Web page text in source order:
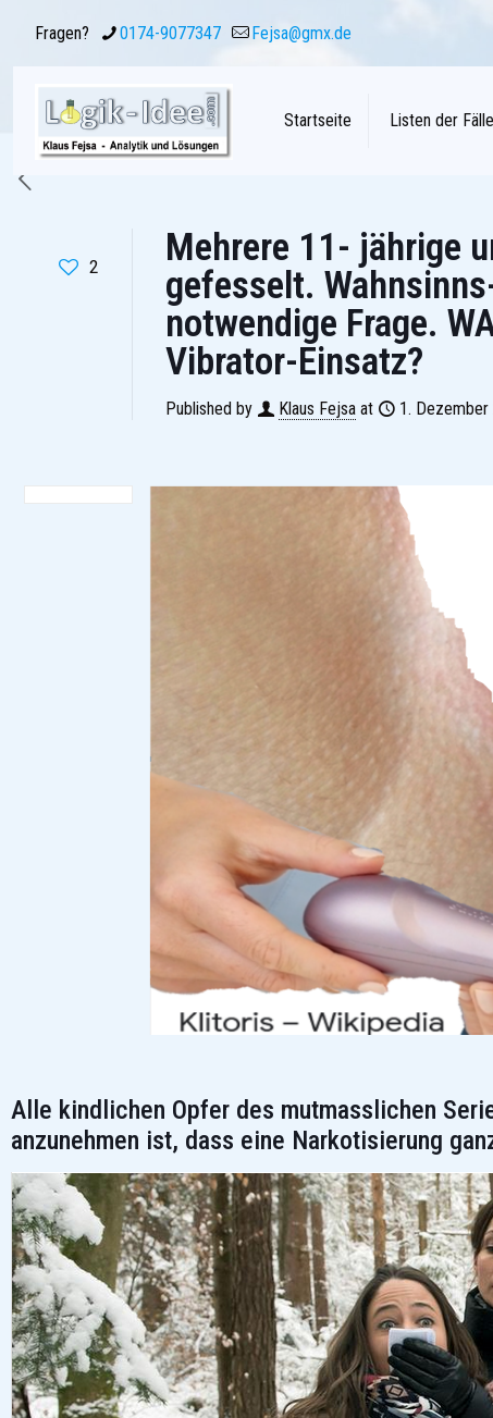
Fragen? 0174-9077347 Fejsa@gmx.de
Startseite Listen der Fälle
2
Mehrere 11- jährige
gefesselt.
notwendige Frage.
Vibrator-Einsatz?
Published by Klaus Fejsa at 1. Dezember
Alle kindlichen Opfer des mutmasslichen
anzunehmen ist, dass eine Narkotisierung